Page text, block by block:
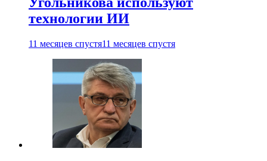
технологии ИИ
11 месяцев спустя11 месяцев спустя